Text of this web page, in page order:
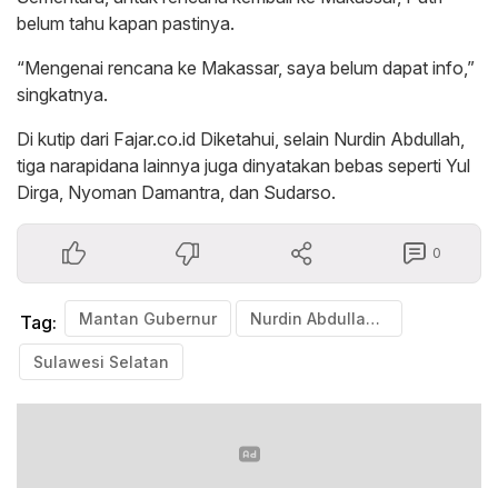
belum tahu kapan pastinya.
“Mengenai rencana ke Makassar, saya belum dapat info,”
singkatnya.
Di kutip dari Fajar.co.id Diketahui, selain Nurdin Abdullah,
tiga narapidana lainnya juga dinyatakan bebas seperti Yul
Dirga, Nyoman Damantra, dan Sudarso.
0
Tag: Mantan Gubernur Nurdin Abdullah Bebas dari Lapas Sukamiskin
Sulawesi Selatan